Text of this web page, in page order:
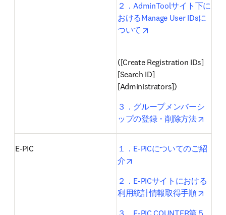
２．AdminToolサイト下に
おけるManage User IDsに
ついて
([Create Registration IDs]
[Search ID]
[Administrators])
３．グループメンバーシ
ップの登録・削除方法
E-PIC
１．E-PICについてのご紹
介
２．E-PICサイトにおける
利用統計情報取得手順
３．E-PIC COUNTER第５